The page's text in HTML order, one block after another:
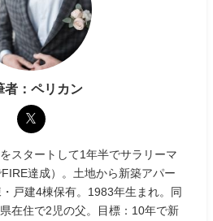
者：ペリカン
スタートして1年半でサラリーマ
達成）。土地から新築アパー
戸建4棟保有。1983年生まれ。同
在住で2児の父。目標：10年で新